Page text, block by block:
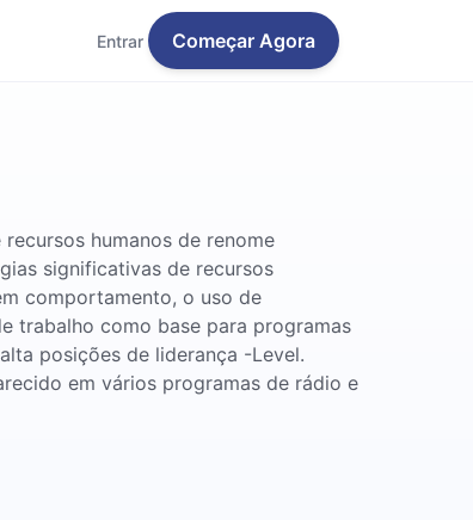
Entrar Começar Agora
humanos de renome
significativas de recursos
comportamento, o uso de
trabalho como base para programas
posições de liderança -Level.
em vários programas de rádio e